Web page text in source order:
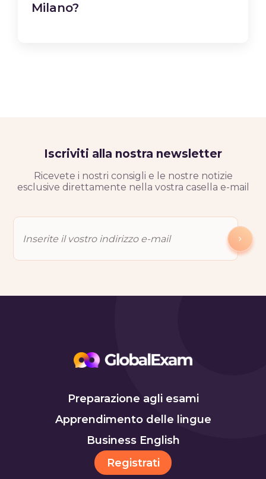
Milano?
Iscriviti alla nostra newsletter
Ricevete i nostri consigli e le nostre notizie
esclusive direttamente nella vostra casella e-mail
Preparazione agli esami
Apprendimento delle lingue
Business English
Registrati